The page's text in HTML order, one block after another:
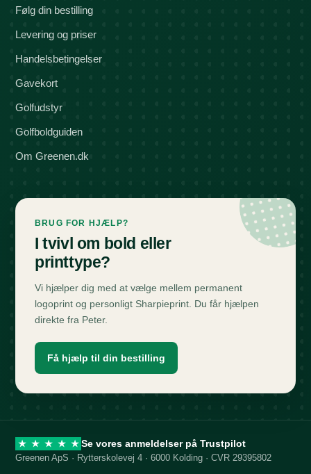
Følg din bestilling
Levering og priser
Handelsbetingelser
Gavekort
Golfudstyr
Golfboldguiden
Om Greenen.dk
BRUG FOR HJÆLP?
I tvivl om bold eller
printtype?
Vi hjælper dig med at vælge mellem permanent
logoprint og personligt Sharpieprint. Du får hjælpen
direkte fra Peter.
Få hjælp til din bestilling
Greenen ApS · Rytterskolevej 4 · 6000 Kolding · CVR 29395802
★ ★ ★ ★ ★ Se vores anmeldelser på Trustpilot